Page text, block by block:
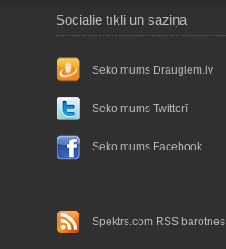
Sociālie tīkli un saziņa
Seko mums Draugiem.lv
Seko mums Twitterī
Seko mums Facebook
Spektrs.com RSS barotnes